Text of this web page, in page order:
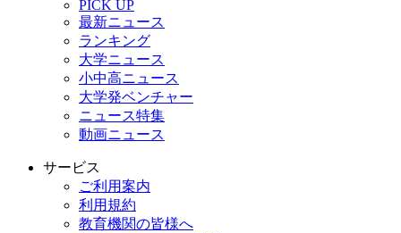
PICK UP
最新ニュース
ランキング
大学ニュース
小中高ニュース
大学発ベンチャー
ニュース特集
動画ニュース
サービス
ご利用案内
利用規約
教育機関の皆様へ